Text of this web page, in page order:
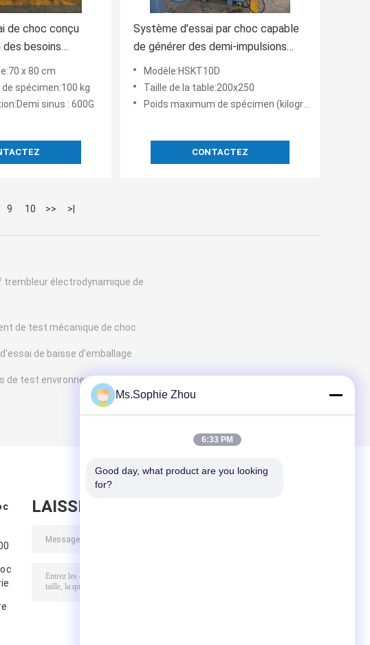
de choc conçu
des besoins
basés sur la
les performances
de l'objet d'essai
x 80 cm
spécimen:100 kg
sinus : 600G
Système d'essai par choc capable
de générer des demi-impulsions
sinusoïdes de 20 à 10000 m/s au
carré pour l'essai des échantillons
Modèle:HSKT10D
Taille de la table:200x250
Poids maximum de spécimen (kilogrammes):10
CONTACTEZ
9 10 >> >|
trembleur électrodynamique de
de test mécanique de choc
de baisse d'emballage
de test environnementaux
LAISSEZ UN MESSAGE
Ms.Sophie Zhou
6:33 PM
Good day, what product are you looking
for?